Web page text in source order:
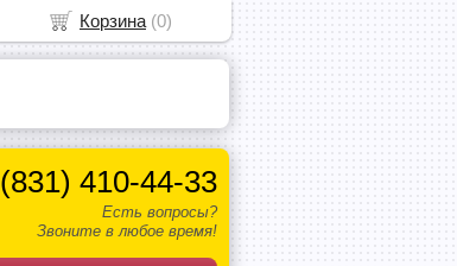
(831) 410-44-33
Есть вопросы?
Звоните в любое время!
Корзина (0)